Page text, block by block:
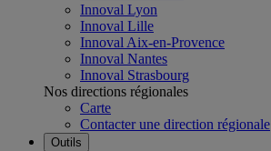
Innoval Lyon
Innoval Lille
Innoval Aix-en-Provence
Innoval Nantes
Innoval Strasbourg
Nos directions régionales
Carte
Contacter une direction régionale
Outils